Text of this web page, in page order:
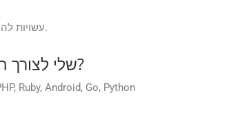
לאפליקציות GroupDocs.Conversion Cloud Free עשויות להיות מגבלות על מספר ההמרות, גודל הקובץ או פורמטי הפלט בהשוואה לתוכניות המנוי בתשלום.
האם ניתן לשלב את GroupDocs.Conversion Cloud בצינור CI/CD שלי לצורך המרות מסמכים אוטומטיות?